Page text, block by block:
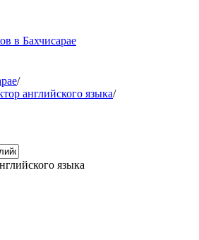
в Бахчисарае
/
английского языка/
языка